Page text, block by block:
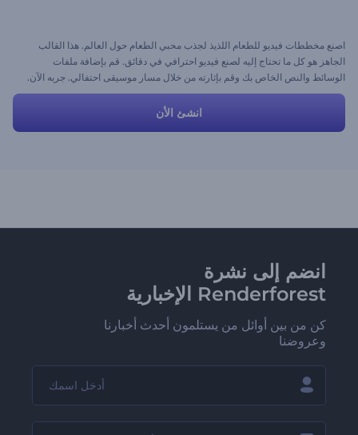
اصنع مخططات فيديو للطعام اللذيذ لجذب محبي الطعام حول العالم. هذا القالب
الجاهز هو كل ما تحتاج إليه لصنع فيديو احترافي في دقائق. قم بإضافة ملفات
الوسائط والنص الخاص بك وقم بإثارته من خلال مسار موسيقى احتفالي. جربه الآن.
انشئ الأن
انضم إلى نشرة
Renderforest الإخبارية
كن من بين أوائل من يستلمون أحدث أخبارنا
وعروضنا